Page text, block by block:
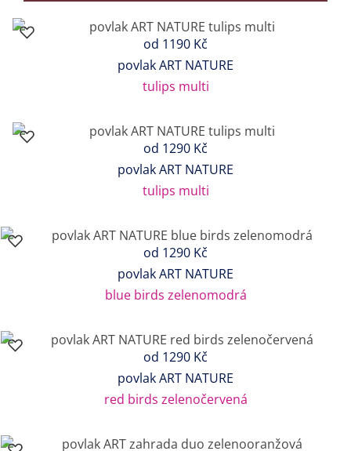
od 1190 Kč
povlak ART NATURE
tulips multi
od 1290 Kč
povlak ART NATURE
tulips multi
od 1290 Kč
povlak ART NATURE
blue birds zelenomodrá
od 1290 Kč
povlak ART NATURE
red birds zelenočervená